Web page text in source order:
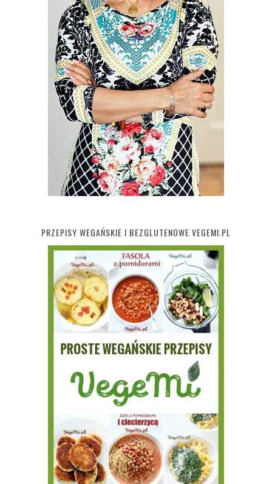
PRZEPISY WEGAŃSKIE I BEZGLUTENOWE VEGEMI.PL